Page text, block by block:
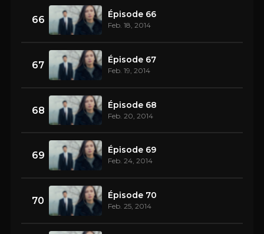
66 Épisode 66
Feb. 18, 2014
67 Épisode 67
Feb. 19, 2014
68 Épisode 68
Feb. 20, 2014
69 Épisode 69
Feb. 24, 2014
70 Épisode 70
Feb. 25, 2014